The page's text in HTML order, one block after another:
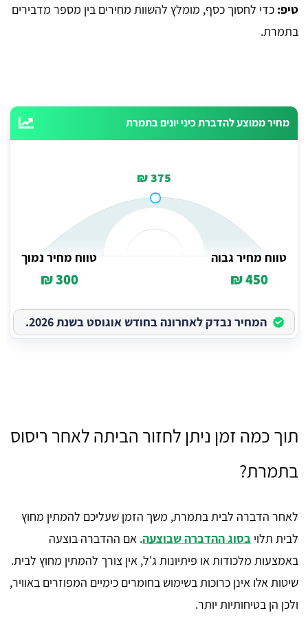
טיפ: כדי לחסוך כסף, מומלץ להשוות מחירים בין מספר מדבירים
בתמרת.
מחיר ממוצע להדברת כיני יונים בתמרת
375 ₪
טווח מחיר גבוה
450 ₪
טווח מחיר נמוך
300 ₪
המחיר נבדק לאחרונה בחודש אוגוסט בשנת 2026.
תוך כמה זמן ניתן לחזור הביתה לאחר ריסוס
בתמרת?
לאחר הדברה לבית בתמרת, משך הזמן שעליכם להמתין מחוץ
לבית תלוי בסוג ההדברה שבוצעה. אם ההדברה בוצעה
באמצעות מלכודות או פיתיונות ג'ל, אין צורך להמתין מחוץ לבית.
שיטות אלו אינן כרוכות בשימוש בחומרים כימיים המפוזרים באוויר,
ולכן הן בטיחותיות יותר.